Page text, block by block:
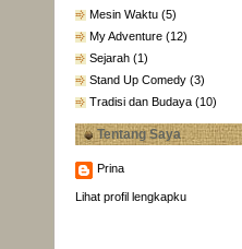
Mesin Waktu (5)
My Adventure (12)
Sejarah (1)
Stand Up Comedy (3)
Tradisi dan Budaya (10)
Tentang Saya
Prina
Lihat profil lengkapku